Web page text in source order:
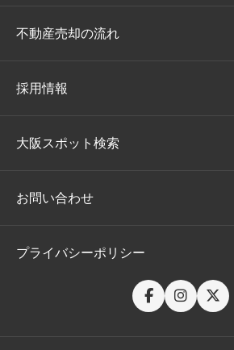
不動産売却の流れ
採用情報
大阪スポット検索
お問い合わせ
プライバシーポリシー